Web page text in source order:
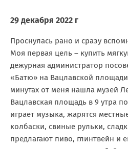
29 декабря 2022 г
Проснулась рано и сразу
Моя первая цель – купить
дежурная администратор
«Батю» на Вацлавской
минутах от меня нашла музей
Вацлавская площадь в 9 утра
играет музыка, жарятся
колбаски, свиные рульки,
предлагают пиво, глинтвейн и